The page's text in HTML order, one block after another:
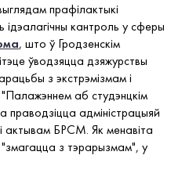
прафілактыкі
кантроль у сферы
, што ў Гродзенскім
ўводзяцца дзяжурствы
з экстрэмізмам і
аб студэнцкім
праводзіцца адміністрацыяй
актывам БРСМ. Як менавіта
"змагацца з тэрарызмам", у